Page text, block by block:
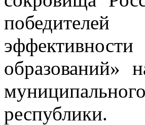
победителей
образований»
республики.